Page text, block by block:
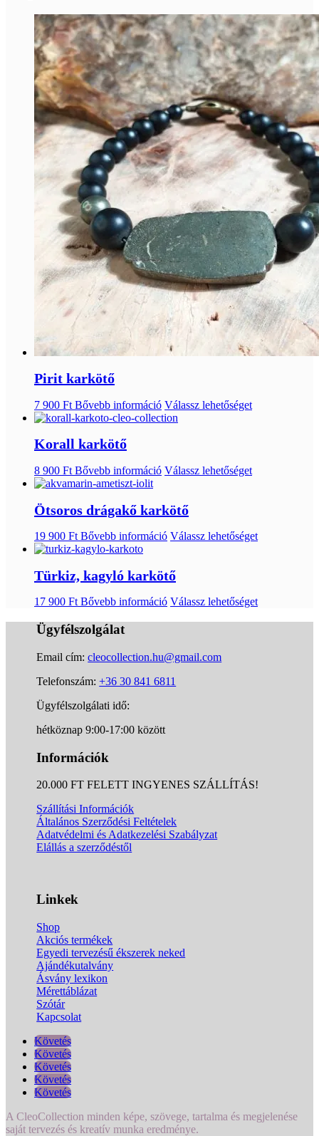
Pirit karkötő
7 900 Ft Bővebb információ Válassz lehetőséget
Korall karkötő
8 900 Ft Bővebb információ Válassz lehetőséget
Ötsoros drágakő karkötő
19 900 Ft Bővebb információ Válassz lehetőséget
Türkiz, kagyló karkötő
17 900 Ft Bővebb információ Válassz lehetőséget
Ügyfélszolgálat
Email cím:cleocollection.hu@gmail.com
Telefonszám:+36 30 841 6811
Ügyfélszolgálati idő:
hétköznap 9:00-17:00 között
Információk
20.000 FT FELETT INGYENES SZÁLLÍTÁS!
Szállítási Információk
Általános Szerződési Feltételek
Adatvédelmi és Adatkezelési Szabályzat
Elállás a szerződéstől
Linkek
Shop
Akciós termékek
Egyedi tervezésű ékszerek neked
Ajándékutalvány
Ásvány lexikon
Mérettáblázat
Szótár
Kapcsolat
Követés
Követés
Követés
Követés
Követés
A CleoCollection minden képe, szövege, tartalma és megjelenése
saját tervezés és kreatív munka eredménye.